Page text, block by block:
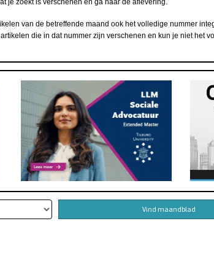
je zoekt is verschenen en ga naar de aflevering.
van de betreffende maand ook het volledige nummer
die in dat nummer zijn verschenen en kun je niet het
Vind maandblad